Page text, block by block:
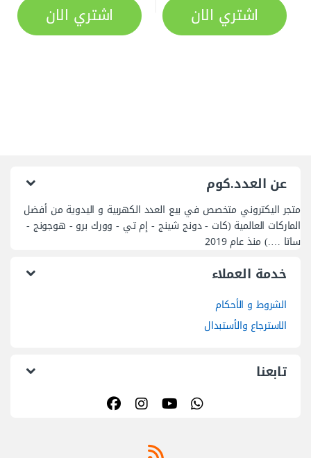
اشتري الان اشتري الان
عن العدد.كوم
متجر اليكتروني متخصص في بيع العدد الكهربية و اليدوية من أفضل
الماركات العالمية (كات - دونج شينج - إم تي - وورك برو - هوجونج -
ساتا ….) منذ عام 2019
خدمة العملاء
الشروط و الأحكام
الاسترجاع والأستبدال
تابعنا